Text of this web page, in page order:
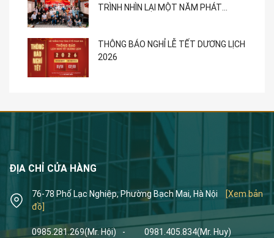
TRÌNH NHÌN LẠI MỘT NĂM PHÁT
THÔNG BÁO NGHỈ LỄ TẾT DƯƠNG LỊCH
2026
ĐỊA CHỈ CỬA HÀNG
76-78 Phố Lạc Nghiệp, Phường Bạch Mai, Hà Nội
[Xem bản
đồ]
0985.281.269(Mr. Hội) - 0981.405.834(Mr. Huy)